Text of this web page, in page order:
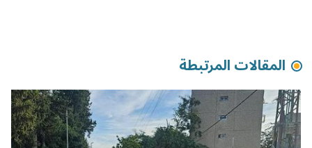
المقالات المرتبطة